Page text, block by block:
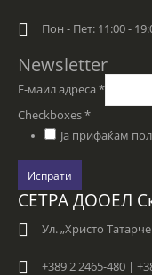
Пон - Пет: 11:00 -
Newsletter
Е-маил адреса *
Checkboxes*
Ја прифаќам
Испрати
СЕТРА ДООЕЛ
Ул. „Христо
+389 2 2465-480 |